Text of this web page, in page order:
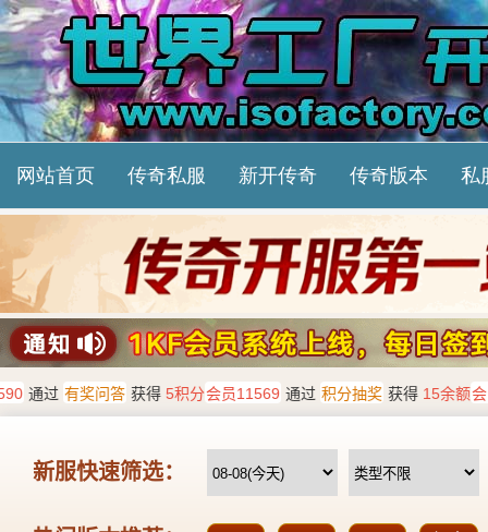
网站首页 传奇私服 新开传奇 传奇版本 私